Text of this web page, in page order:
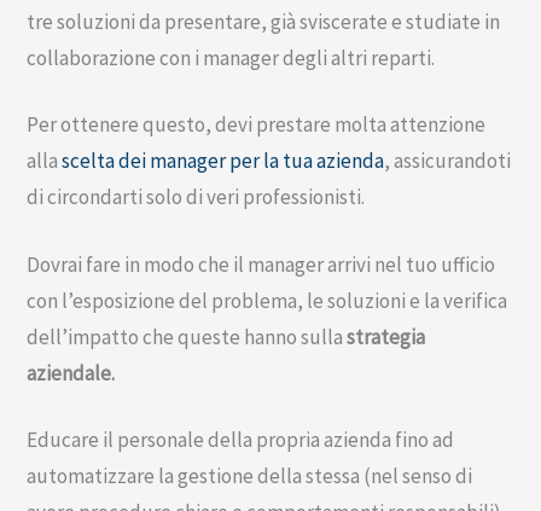
tre soluzioni da presentare, già sviscerate e studiate in
collaborazione con i manager degli altri reparti.
Per ottenere questo, devi prestare molta attenzione
allascelta dei manager per la tua azienda, assicurandoti
di circondarti solo di veri professionisti.
Dovrai fare in modo che il manager arrivi nel tuo ufficio
con l’esposizione del problema, le soluzioni e la verifica
dell’impatto che queste hanno sullastrategia
aziendale.
Educare il personale della propria azienda fino ad
automatizzare la gestione della stessa (nel senso di